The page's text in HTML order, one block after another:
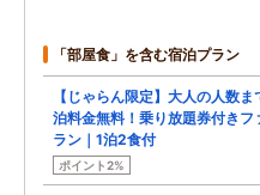
「部屋食」を含む宿泊プラン
【じゃらん限定】大人の人数
泊料金無料！乗り放題券付きフ
ラン｜1泊2食付
ポイント2%